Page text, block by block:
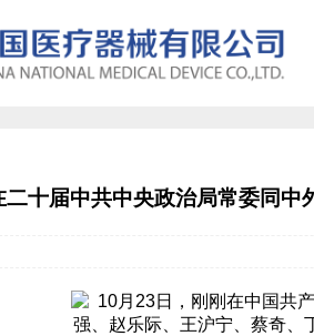
二十届中共中央政治局常委同